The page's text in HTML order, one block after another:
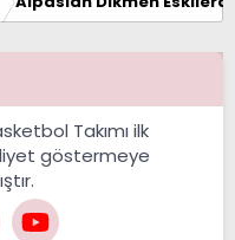
Takımı ilk
göstermeye